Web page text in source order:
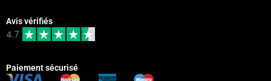
Avis vérifiés
4.7
Paiement sécurisé